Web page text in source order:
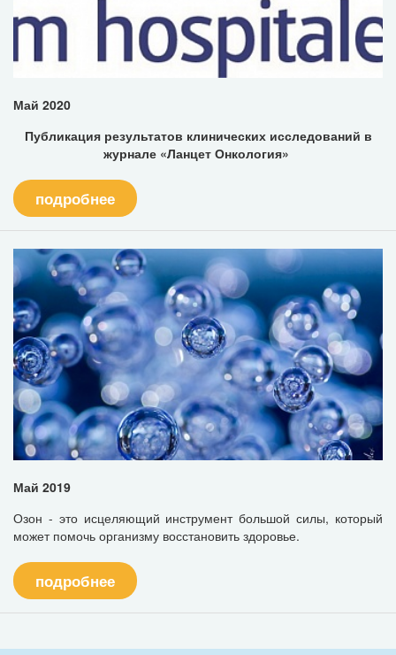
Май 2020
Публикация результатов клинических исследований в
журнале «Ланцет Онкология»
подробнее
Май 2019
Озон - это исцеляющий инструмент большой силы, который
может помочь организму восстановить здоровье.
подробнее